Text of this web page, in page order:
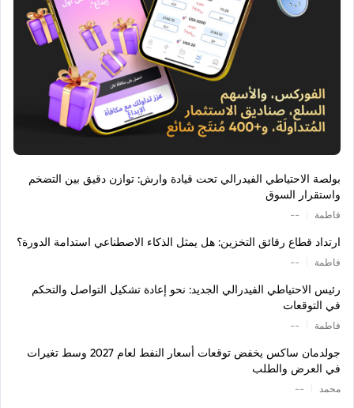
بولصة الاحتياطي الفيدرالي تحت قيادة وارش: توازن دقيق بين التضخم
واستقرار السوق
فاطمة --
ارتداد قطاع رقائق التخزين: هل يمثل الذكاء الاصطناعي استدامة الدورة؟
فاطمة --
رئيس الاحتياطي الفيدرالي الجديد: نحو إعادة تشكيل التواصل والتحكم
في التوقعات
فاطمة --
جولدمان ساكس يخفض توقعات أسعار النفط لعام 2027 وسط تغيرات
في العرض والطلب
محمد --